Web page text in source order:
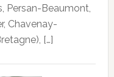
Persan-Beaumont,
Chavenay-
[…]